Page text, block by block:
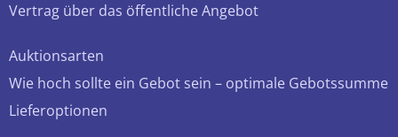
Vertrag über das öffentliche Angebot
Auktionsarten
Wie hoch sollte ein Gebot sein – optimale Gebotssumme
Lieferoptionen